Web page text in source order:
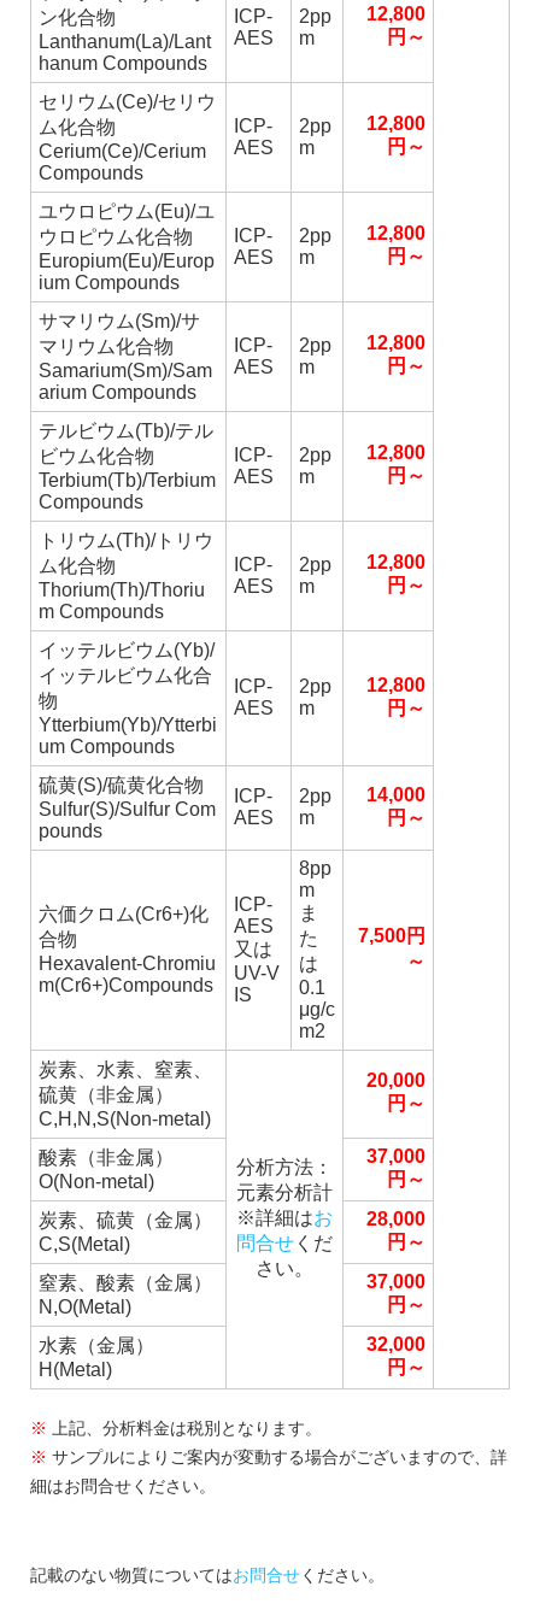
ン化合物
Lanthanum(La)/Lant
hanum Compounds
ICP-
AES
2pp
m
12,800
円～
セリウム(Ce)/セリウ
ム化合物
Cerium(Ce)/Cerium
Compounds
ICP-
AES
2pp
m
12,800
円～
ユウロピウム(Eu)/ユ
ウロピウム化合物
Europium(Eu)/Europ
ium Compounds
ICP-
AES
2pp
m
12,800
円～
サマリウム(Sm)/サ
マリウム化合物
Samarium(Sm)/Sam
arium Compounds
ICP-
AES
2pp
m
12,800
円～
テルビウム(Tb)/テル
ビウム化合物
Terbium(Tb)/Terbium
Compounds
ICP-
AES
2pp
m
12,800
円～
トリウム(Th)/トリウ
ム化合物
Thorium(Th)/Thoriu
m Compounds
ICP-
AES
2pp
m
12,800
円～
イッテルビウム(Yb)/
イッテルビウム化合
物
Ytterbium(Yb)/Ytterbi
um Compounds
ICP-
AES
2pp
m
12,800
円～
硫黄(S)/硫黄化合物
Sulfur(S)/Sulfur Com
pounds
ICP-
AES
2pp
m
14,000
円～
六価クロム(Cr6+)化
合物
Hexavalent-Chromiu
m(Cr6+)Compounds
ICP-
AES
又は
UV-V
IS
8pp
m
ま
た
は
0.1
μg/c
m2
7,500円
～
炭素、水素、窒素、
硫黄（非金属）
C,H,N,S(Non-metal)
分析方法：
元素分析計
※詳細はお
問合せ くだ
さい。
20,000
円～
酸素（非金属）
O(Non-metal)
37,000
円～
炭素、硫黄（金属）
C,S(Metal)
28,000
円～
窒素、酸素（金属）
N,O(Metal)
37,000
円～
水素（金属）
H(Metal)
32,000
円～
※
上記、分析料金は税別となります。
※ サンプルによりご案内が変動する場合がございますので、詳
細はお問合せください。
記載のない物質についてはお問合せください。